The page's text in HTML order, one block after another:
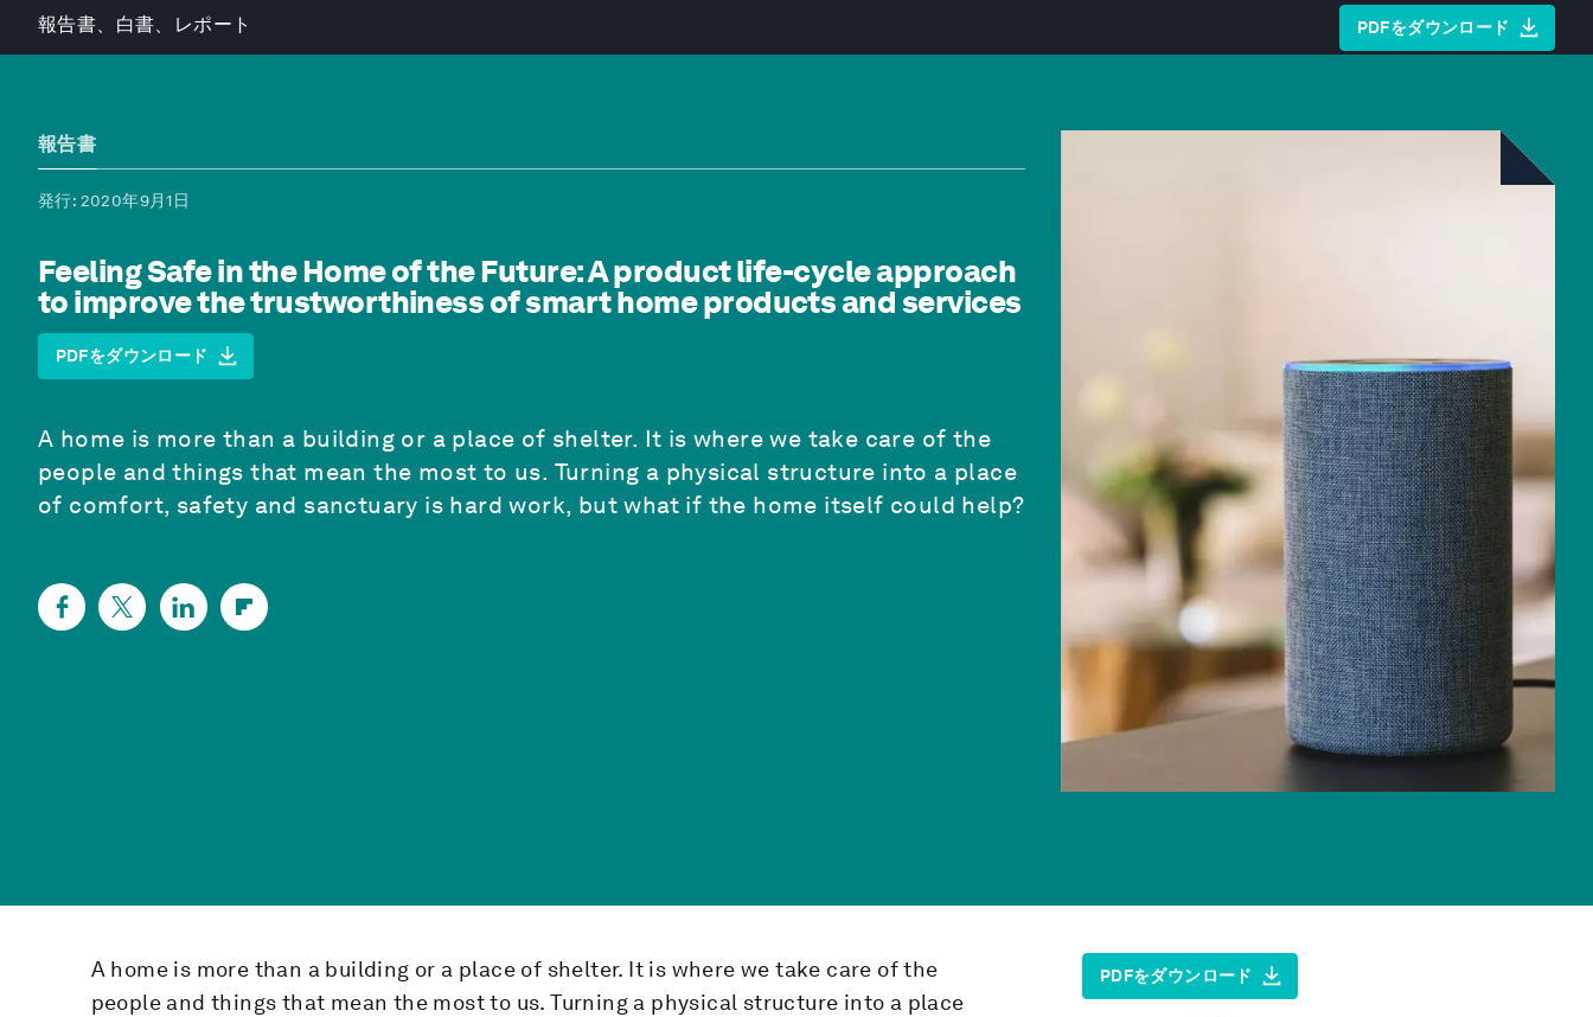
報告書、白書、レポート PDFをダウンロード
報告書
発行: 2020年9月1日
Feeling Safe in the Home of the Future: A product life-cycle approach
to improve the trustworthiness of smart home products and services
PDFをダウンロード
A home is more than a building or a place of shelter. It is where we take care of the
people and things that mean the most to us. Turning a physical structure into a place
of comfort, safety and sanctuary is hard work, but what if the home itself could help?
A home is more than a building or a place of shelter. It is where we take care of the
people and things that mean the most to us. Turning a physical structure into a place
PDFをダウンロード